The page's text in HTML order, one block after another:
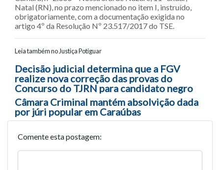
Natal (RN), no prazo mencionado no item I, instruído,
obrigatoriamente, com a documentação exigida no
artigo 4º da Resolução Nº 23.517/2017 do TSE.
Leia também no Justiça Potiguar
Navegação entre posts
Decisão judicial determina que a FGV
realize nova correção das provas do
Concurso do TJRN para candidato negro
Câmara Criminal mantém absolvição dada
por júri popular em Caraúbas
Comente esta postagem: